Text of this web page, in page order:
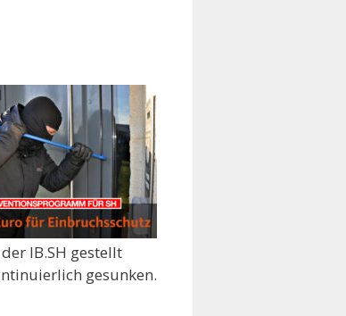
IB.SH gestellt
gesunken.